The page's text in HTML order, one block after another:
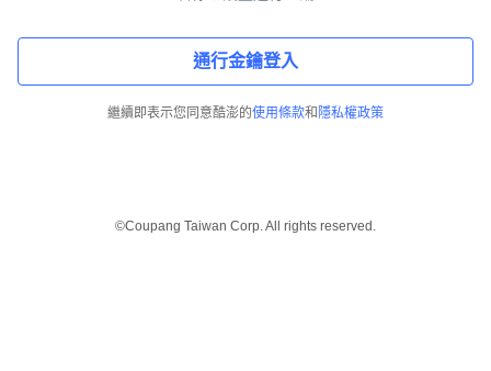
通行金鑰登入
繼續即表示您同意酷澎的使用條款和 隱私權政策
©Coupang Taiwan Corp. All rights reserved.